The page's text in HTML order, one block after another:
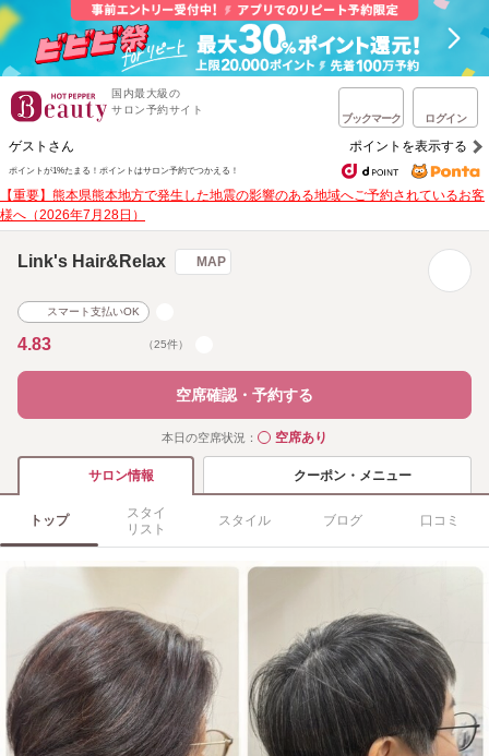
国内最大級の
サロン予約サイト
ブックマーク ログイン
ゲストさん ポイントを表示する
ポイントが1%たまる！ ポイントはサロン予約でつかえる！
【重要】熊本県熊本地方で発生した地震の影響のある地域へご予約されているお客
様へ（2026年7月28日）
Link's Hair&Relax MAP
スマート支払いOK
4.83 （25件）
空席確認・予約する
本日の空席状況： ◯空席あり
サロン情報 クーポン・メニュー
トップ
スタイ
リスト
スタイル ブログ 口コミ